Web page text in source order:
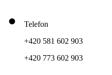
Telefon
+420 581 602 903
+420 773 602 903